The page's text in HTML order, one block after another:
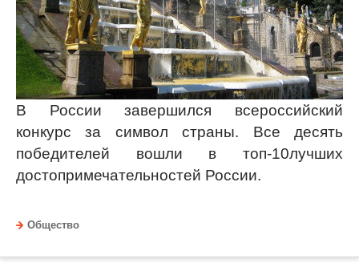
В России завершился всероссийский
конкурс за символ страны. Все десять
победителей вошли в топ-10лучших
достопримечательностей России.
Общество